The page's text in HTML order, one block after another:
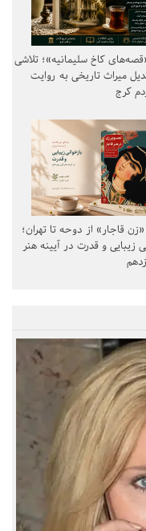
کاخ سلیمانیه»؛ تلاشی
میراث تاریخی به روایت
کرج
«زن قاجار» از دوحه تا تهران؛
زیبایی و قدرت در آیینه هنر